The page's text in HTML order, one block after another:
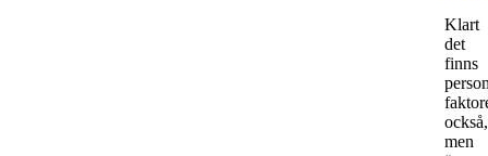
Klart
det
finns
också,
men